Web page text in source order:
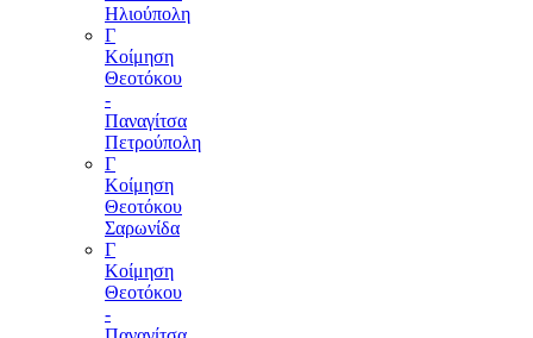
Ηλιούπολη
Γ
Κοίμηση
Θεοτόκου
-
Παναγίτσα
Πετρούπολη
Γ
Κοίμηση
Θεοτόκου
Σαρωνίδα
Γ
Κοίμηση
Θεοτόκου
-